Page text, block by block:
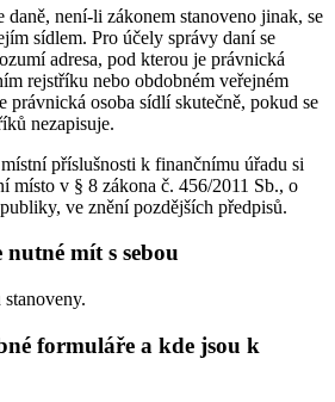
daně, není-li zákonem stanoveno jinak, se
sídlem. Pro účely správy daní se
adresa, pod kterou je právnická
rejstříku nebo obdobném veřejném
právnická osoba sídlí skutečně, pokud se
nezapisuje.
příslušnosti k finančnímu úřadu si
místo v § 8 zákona č. 456/2011 Sb., o
ve znění pozdějších předpisů.
mít s sebou
formuláře a kde jsou k